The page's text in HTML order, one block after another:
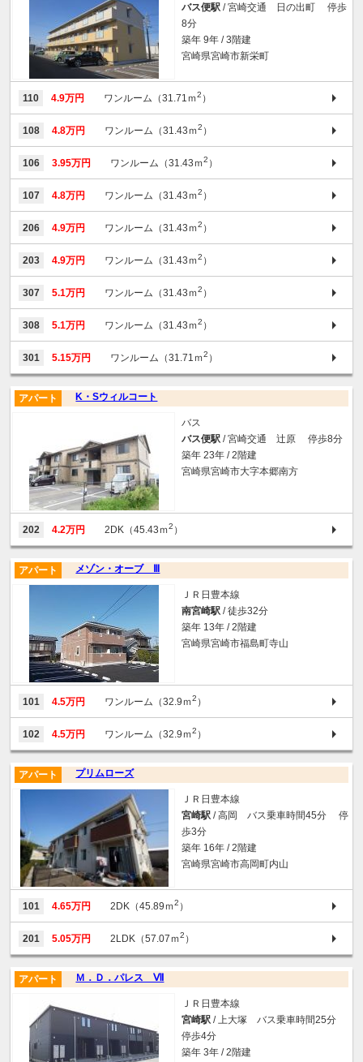
バス便駅 / 宮崎交通 日の出町 停歩
8分
築年 9年 / 3階建
宮崎県宮崎市新栄町
110 4.9万円 ワンルーム（31.71ｍ2 ）
108 4.8万円 ワンルーム（31.43ｍ2 ）
106 3.95万円 ワンルーム（31.43ｍ2 ）
107 4.8万円 ワンルーム（31.43ｍ2 ）
206 4.9万円 ワンルーム（31.43ｍ2 ）
203 4.9万円 ワンルーム（31.43ｍ2 ）
307 5.1万円 ワンルーム（31.43ｍ2 ）
308 5.1万円 ワンルーム（31.43ｍ2 ）
301 5.15万円 ワンルーム（31.71ｍ2 ）
K・Sウィルコート
アパート
バス
バス便駅 / 宮崎交通 辻原 停歩8分
築年 23年 / 2階建
宮崎県宮崎市大字本郷南方
202 4.2万円 2DK（45.43ｍ2 ）
メゾン・オーブ Ⅲ
アパート
ＪＲ日豊本線
南宮崎駅 / 徒歩32分
築年 13年 / 2階建
宮崎県宮崎市福島町寺山
101 4.5万円 ワンルーム（32.9ｍ2 ）
102 4.5万円 ワンルーム（32.9ｍ2 ）
プリムローズ
アパート
ＪＲ日豊本線
宮崎駅 / 高岡 バス乗車時間45分 停
歩3分
築年 16年 / 2階建
宮崎県宮崎市高岡町内山
101 4.65万円 2DK（45.89ｍ2 ）
201 5.05万円 2LDK（57.07ｍ2 ）
Ｍ．Ｄ．パレス Ⅶ
アパート
ＪＲ日豊本線
宮崎駅 / 上大塚 バス乗車時間25分
停歩4分
築年 3年 / 2階建